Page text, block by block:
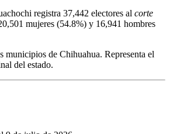
registra 37,442 electores al corte
mujeres (54.8%) y 16,941 hombres
municipios de Chihuahua. Representa el
del estado.